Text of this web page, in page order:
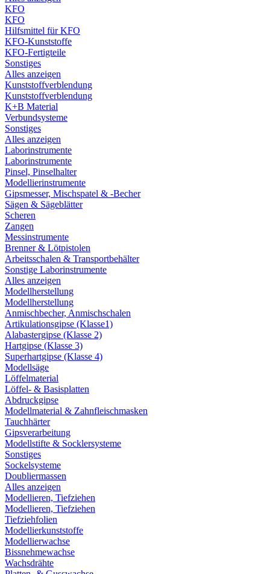
KFO
KFO
Hilfsmittel für KFO
KFO-Kunststoffe
KFO-Fertigteile
Sonstiges
Alles anzeigen
Kunststoffverblendung
Kunststoffverblendung
K+B Material
Verbundsysteme
Sonstiges
Alles anzeigen
Laborinstrumente
Laborinstrumente
Pinsel, Pinselhalter
Modellierinstrumente
Gipsmesser, Mischspatel & -Becher
Sägen & Sägeblätter
Scheren
Zangen
Messinstrumente
Brenner & Lötpistolen
Arbeitsschalen & Transportbehälter
Sonstige Laborinstrumente
Alles anzeigen
Modellherstellung
Modellherstellung
Anmischbecher, Anmischschalen
Artikulationsgipse (Klasse1)
Alabastergipse (Klasse 2)
Hartgipse (Klasse 3)
Superhartgipse (Klasse 4)
Modellsäge
Löffelmaterial
Löffel- & Basisplatten
Abdruckgipse
Modellmaterial & Zahnfleischmasken
Tauchhärter
Gipsverarbeitung
Modellstifte & Socklersysteme
Sonstiges
Sockelsysteme
Doubliermassen
Alles anzeigen
Modellieren, Tiefziehen
Modellieren, Tiefziehen
Tiefziehfolien
Modellierkunststoffe
Modellierwachse
Bissnehmewachse
Wachsdrähte